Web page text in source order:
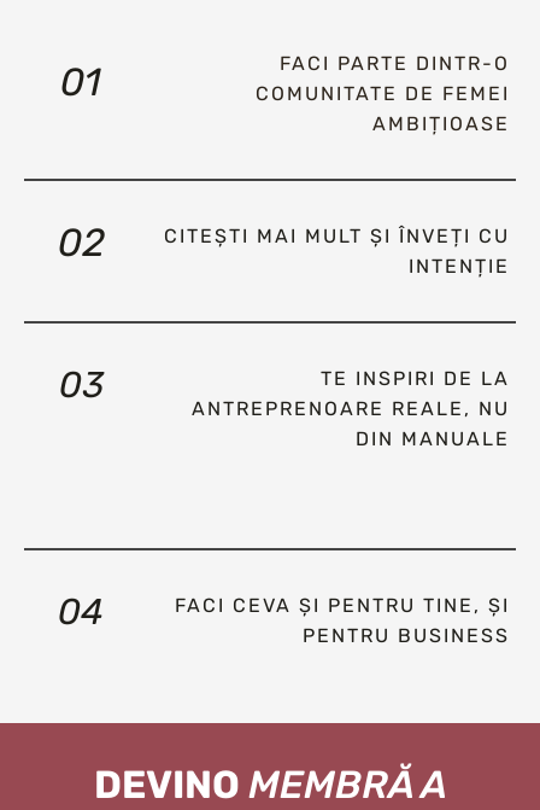
01
FACI PARTE DINTR-O
COMUNITATE DE FEMEI
AMBIȚIOASE
02
CITEȘTI MAI MULT ȘI ÎNVEȚI CU
INTENȚIE
03
TE INSPIRI DE LA
ANTREPRENOARE REALE, NU
DIN MANUALE
04
FACI CEVA ȘI PENTRU TINE, ȘI
PENTRU BUSINESS
DEVINO MEMBRĂ A